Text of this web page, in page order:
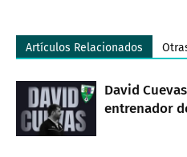
Artículos Relacionados
David
entrenador